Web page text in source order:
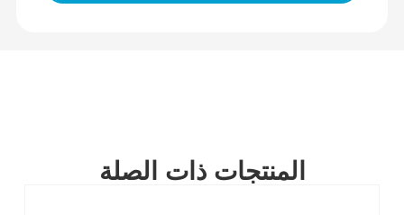
المنتجات ذات الصلة